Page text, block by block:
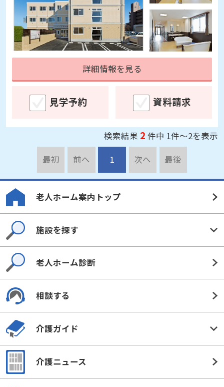
詳細情報を見る
見学予約 資料請求
検索結果 2件中 1件～2を表示
最初
前へ 1 次へ 最後
老人ホーム案内トップ
施設を探す
老人ホーム診断
相談する
介護ガイド
介護ニュース